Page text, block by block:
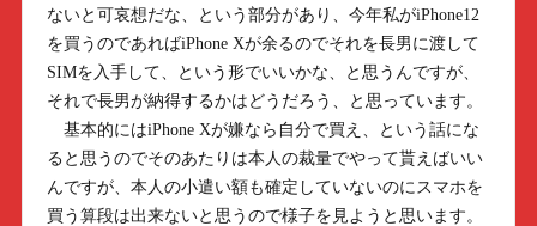
ないと可哀想だな、という部分があり、今年私がiPhone12
を買うのであればiPhone Xが余るのでそれを長男に渡して
SIMを入手して、という形でいいかな、と思うんですが、
それで長男が納得するかはどうだろう、と思っています。
基本的にはiPhone Xが嫌なら自分で買え、という話にな
ると思うのでそのあたりは本人の裁量でやって貰えばいい
んですが、本人の小遣い額も確定していないのにスマホを
買う算段は出来ないと思うので様子を見ようと思います。